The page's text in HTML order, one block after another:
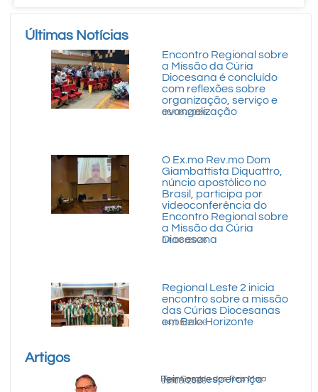
Últimas Notícias
Encontro Regional sobre
a Missão da Cúria
Diocesana é concluído
com reflexões sobre
organização, serviço e
evangelização
06/08/2026
O Ex.mo Rev.mo Dom
Giambattista Diquattro,
núncio apostólico no
Brasil, participa por
videoconferência do
Encontro Regional sobre
a Missão da Cúria
Diocesana
04/08/2026
Regional Leste 2 inicia
encontro sobre a missão
das Cúrias Diocesanas
em Belo Horizonte
04/08/2026
Artigos
Teimosa esperança
Dom Geraldo dos Reis Maia
05/08/2026